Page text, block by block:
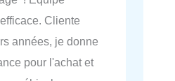
Cliente
années, je donne
pour l'achat et